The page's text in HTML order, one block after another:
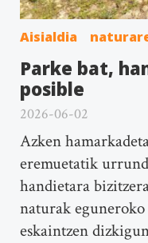
Aisialdia
Parke bat,
posible
2026-06-02
Azken
eremuetatik
handietara
naturak
eskaintzen